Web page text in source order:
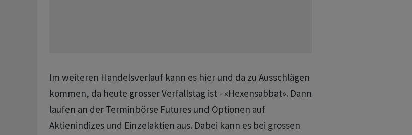
Im weiteren Handelsverlauf kann es hier und da zu Ausschlägen
kommen, da heute grosser Verfallstag ist - «Hexensabbat». Dann
laufen an der Terminbörse Futures und Optionen auf
Aktienindizes und Einzelaktien aus. Dabei kann es bei grossen